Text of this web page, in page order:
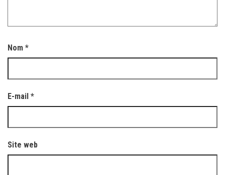
Nom *
E-mail *
Site web